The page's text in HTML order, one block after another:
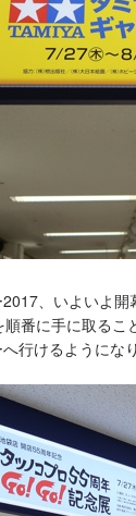
、いよいよ開
番に手に取るこ
行けるようにな